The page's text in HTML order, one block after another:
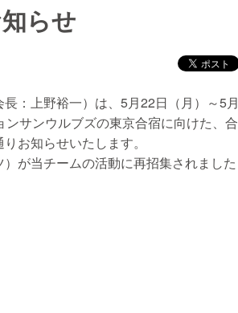
らせ
：上野裕一）は、5月22日（月）～5月
サンウルブズの東京合宿に向けた、合
お知らせいたします。
が当チームの活動に再招集されました